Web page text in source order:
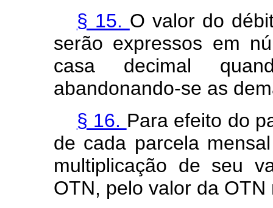
§ 15. O valor do
serão expressos em
casa decimal
abandonando-se as
§ 16. Para efeito do
de cada parcela
multiplicação de seu
OTN, pelo valor da